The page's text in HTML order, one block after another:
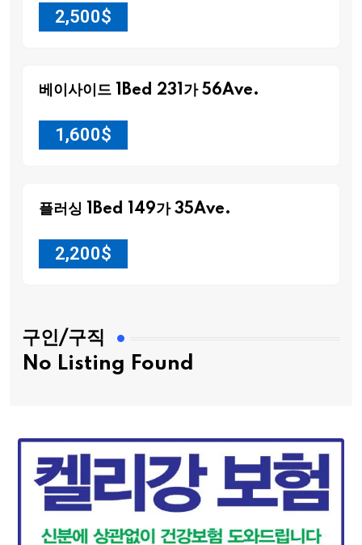
2,500$
베이사이드 1Bed 231가 56Ave.
1,600$
플러싱 1Bed 149가 35Ave.
2,200$
구인/구직
No Listing Found